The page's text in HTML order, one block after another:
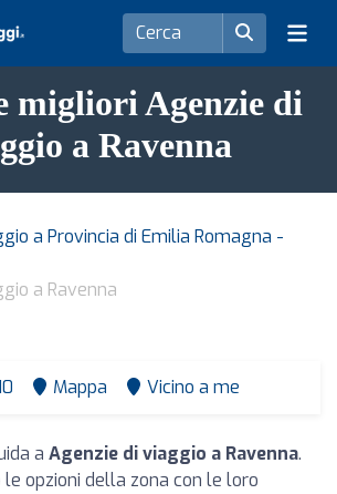
migliori Agenzie di
a Ravenna
a Provincia di Emilia Romagna -
a Ravenna
Mappa Vicino a me
a Agenzie di viaggio a Ravenna.
opzioni della zona con le loro